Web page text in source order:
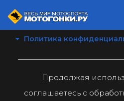
Политика
Продолжая
соглашаетесь с